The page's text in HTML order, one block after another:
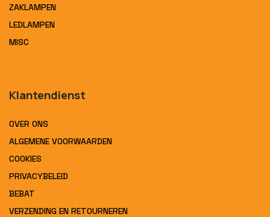
ZAKLAMPEN
LEDLAMPEN
MISC
Klantendienst
OVER ONS
ALGEMENE VOORWAARDEN
COOKIES
PRIVACYBELEID
BEBAT
VERZENDING EN RETOURNEREN